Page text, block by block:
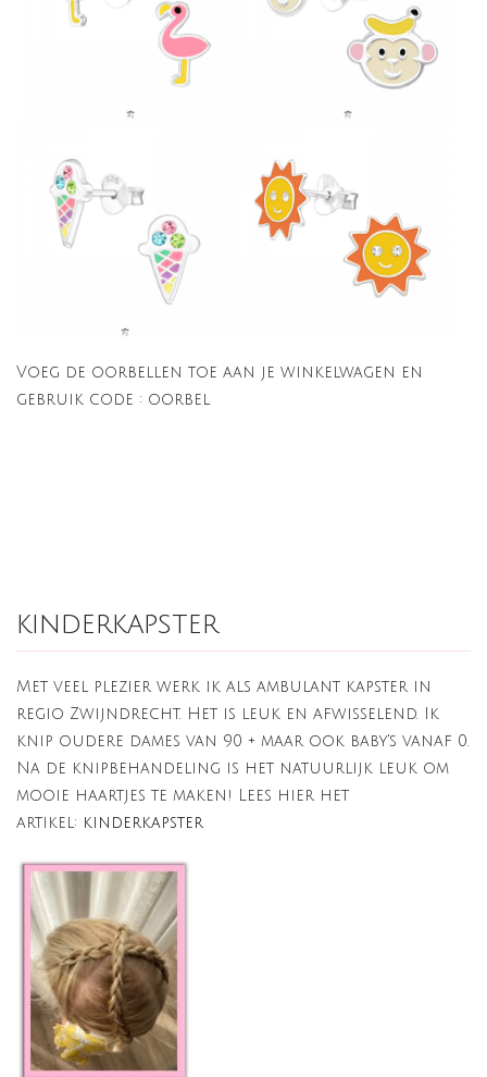
Voeg de oorbellen toe aan je winkelwagen en
gebruik code : oorbel
kinderkapster
Met veel plezier werk ik als ambulant kapster in
regio Zwijndrecht. Het is leuk en afwisselend. Ik
knip oudere dames van 90 + maar ook baby's vanaf 0.
Na de knipbehandeling is het natuurlijk leuk om
mooie haartjes te maken! Lees hier het
artikel: kinderkapster